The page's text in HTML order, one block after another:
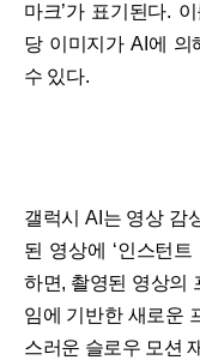
마크’가 표기된다.
당 이미지가 AI에
수 있다.
갤럭시 AI는 영상 감
된 영상에 ‘인스턴
하면, 촬영된 영상의
임에 기반한 새로운
스러운 슬로우 모션